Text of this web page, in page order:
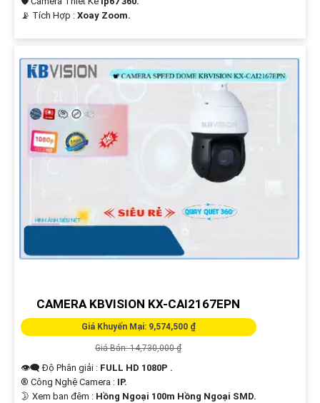
️📡 Tích Hợp : Xoay Zoom.
CAMERA KBVISION KX-CAI2167EPN
Giá Khuyến Mại: 9,574,500 ₫
Giá Bán: 14,730,000 ₫
👁️‍🗨 Độ Phân giải : FULL HD 1080P .
®️ Công Nghệ Camera : IP.
🌛 Xem ban đêm : Hồng Ngoại 100m Hồng Ngoại SMD.